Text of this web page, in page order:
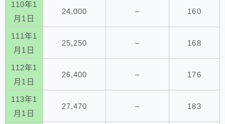
110年1
月1日
24,000 – 160
111年1
月1日
25,250 – 168
112年1
月1日
26,400 – 176
113年1
月1日
27,470 – 183